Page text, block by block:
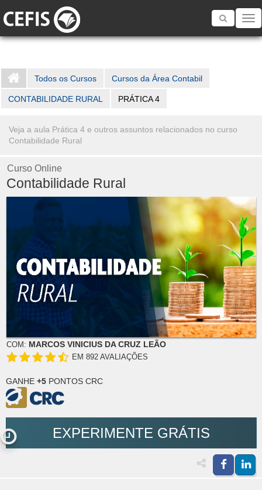
Toggle
Todos os Cursos Cursos da Área Contabil
CONTABILIDADE RURAL PRÁTICA 4
Veja a aula Prática 4 e outros assuntos relacionados no curso
Contabilidade Rural
Curso Online
Contabilidade Rural
COM: MARCOS VINICIUS DA CRUZ LEÃO
EM 892 AVALIAÇÕES
GANHE +5 PONTOS CRC
EXPERIMENTE GRÁTIS